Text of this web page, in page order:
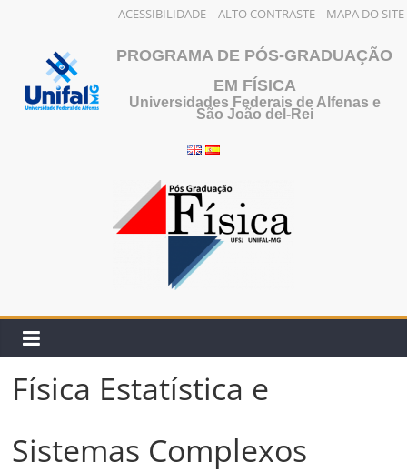
ACESSIBILIDADE ALTO CONTRASTE MAPA DO SITE
conteúdo
PROGRAMA DE PÓS-GRADUAÇÃO
EM FÍSICA
Universidades Federais de Alfenas e
São João del-Rei
Física Estatística e
Sistemas Complexos